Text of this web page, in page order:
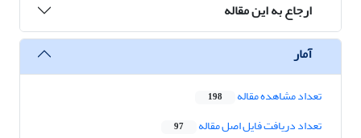
ارجاع به این مقاله
آمار
تعداد مشاهده مقاله 198
تعداد دریافت فایل اصل مقاله 97